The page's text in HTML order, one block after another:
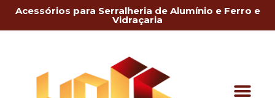
Acessórios para Serralheria de Alumínio e Ferro e
Vidraçaria